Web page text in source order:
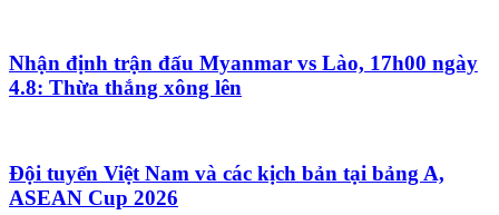
Nhận định trận đấu Myanmar vs Lào, 17h00 ngày
4.8: Thừa thắng xông lên
Đội tuyển Việt Nam và các kịch bản tại bảng A,
ASEAN Cup 2026